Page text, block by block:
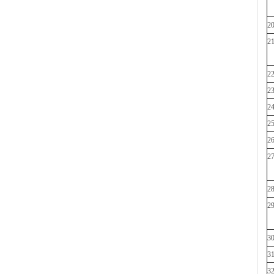
20
21
22
23
24
25
26
27
28
29
30
31
32